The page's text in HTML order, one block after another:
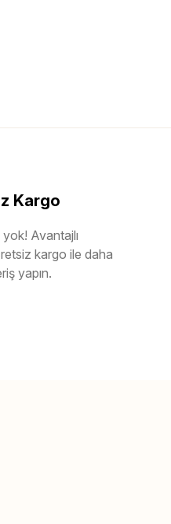
Kargo
Avantajlı
kargo ile daha
yapın.